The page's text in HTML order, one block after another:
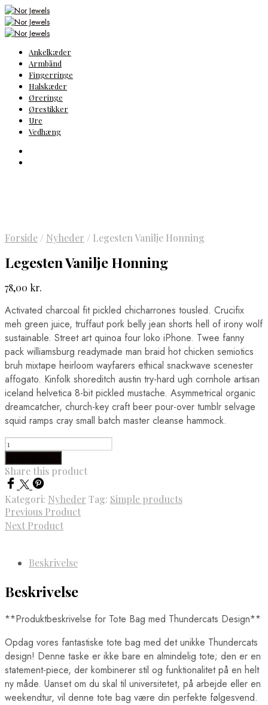
Ankelkæder
Armbånd
Fingerringe
Halskæder
Øreringe
Ørestikker
Ure
Vedhæng
Forside / Nyheder / Legesten Vanilje Honning
Legesten Vanilje Honning
78,00 kr.
Activated charcoal fit pickled chicharrones tousled. Crucifix
meh green juice, truffaut pork belly jean shorts hell of irony wolf
sustainable. Street art quinoa four loko iPhone. Twee fanny
pack williamsburg readymade man braid hot chicken semiotics
bruh mixtape heirloom wayfarers ethical snackwave scenester
affogato. Kinfolk shoreditch austin try-hard ugh cornhole artisan
iceland helvetica 8-bit pickled mustache. Asymmetrical organic
dreamcatcher, church-key craft beer pour-over tumblr selvage
squid ramps cray small batch master cleanse hammock.
Legesten
Vanilje
Honning
antal
Share this product
Kategori: Nyheder Tag: Simple products
Previous Product
Next Product
Beskrivelse
Beskrivelse
**Produktbeskrivelse for Tote Bag med Thundercats Design**
Opdag vores fantastiske tote bag med det unikke Thundercats
design! Denne taske er ikke bare en almindelig tote; den er en
statement-piece, der kombinerer stil og funktionalitet på en helt
ny måde. Uanset om du skal til universitetet, på arbejde eller en
weekendtur, vil denne tote bag være din perfekte følgesvend.